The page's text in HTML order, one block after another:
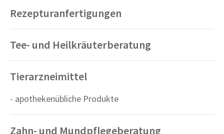
Rezepturanfertigungen
Tee- und Heilkräuterberatung
Tierarzneimittel
- apothekenübliche Produkte
Zahn- und Mundpflegeberatung